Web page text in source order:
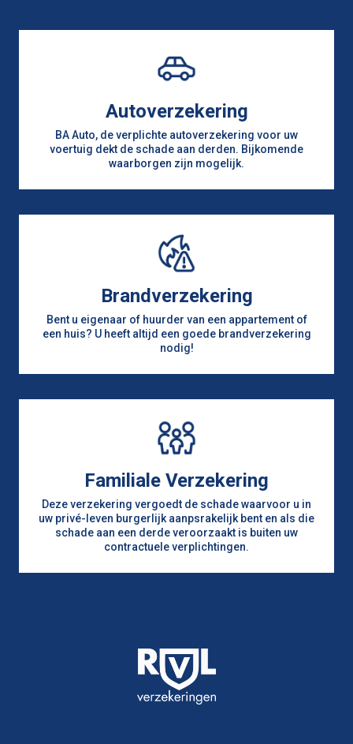
Autoverzekering
BA Auto, de verplichte autoverzekering voor uw
voertuig dekt de schade aan derden. Bijkomende
waarborgen zijn mogelijk.
Brandverzekering
Bent u eigenaar of huurder van een appartement of
een huis? U heeft altijd een goede brandverzekering
nodig!
Familiale Verzekering
Deze verzekering vergoedt de schade waarvoor u in
uw privé-leven burgerlijk aanpsrakelijk bent en als die
schade aan een derde veroorzaakt is buiten uw
contractuele verplichtingen.